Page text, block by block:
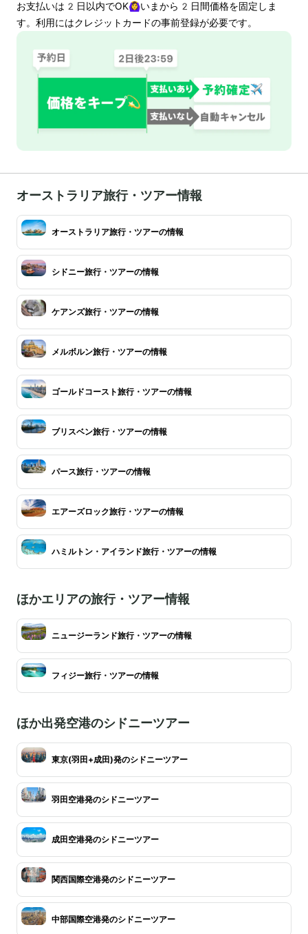
お支払いは 2 日以内でOK🙆‍♀️いまから 2 日間価格を固定しま
す。利用にはクレジットカードの事前登録が必要です。
オーストラリア旅行・ツアー情報
オーストラリア旅行・ツアーの情報
シドニー旅行・ツアーの情報
ケアンズ旅行・ツアーの情報
メルボルン旅行・ツアーの情報
ゴールドコースト旅行・ツアーの情報
ブリスベン旅行・ツアーの情報
パース旅行・ツアーの情報
エアーズロック旅行・ツアーの情報
ハミルトン・アイランド旅行・ツアーの情報
ほかエリアの旅行・ツアー情報
ニュージーランド旅行・ツアーの情報
フィジー旅行・ツアーの情報
ほか出発空港のシドニーツアー
東京(羽田+成田)発のシドニーツアー
羽田空港発のシドニーツアー
成田空港発のシドニーツアー
関西国際空港発のシドニーツアー
中部国際空港発のシドニーツアー